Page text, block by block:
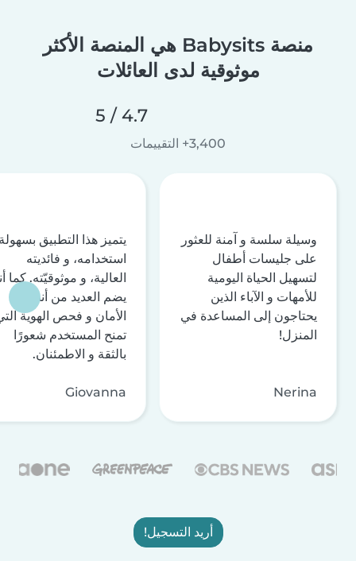
منصة Babysits هي المنصة الأكثر
موثوقية لدى العائلات
4.7 / 5
3,400+ التقييمات
وسيلة سلسة و آمنة للعثور
على جليسات أطفال
لتسهيل الحياة اليومية
للأمهات و الآباء الذين
يحتاجون إلى المساعدة في
المنزل!
Nerina
يتميز هذا التطبيق
استخدامه، و فائديته
العالية، و موثوقيّته. كما
يضم العديد من أنظمة
الأمان و فحص الهوية
تمنح المستخدم شعورًا
بالثقة و الاطمئنان.
Giovanna
أريد التسجيل!